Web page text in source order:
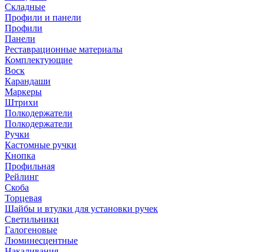
Складные
Профили и панели
Профили
Панели
Реставрационные материалы
Комплектующие
Воск
Карандаши
Маркеры
Штрихи
Полкодержатели
Полкодержатели
Ручки
Кастомные ручки
Кнопка
Профильная
Рейлинг
Скоба
Торцевая
Шайбы и втулки для установки ручек
Светильники
Галогеновые
Люминесцентные